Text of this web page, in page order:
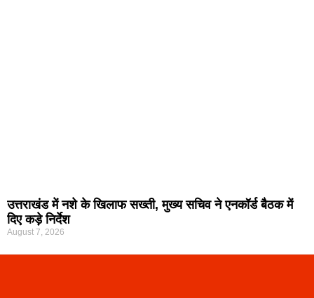
उत्तराखंड में नशे के खिलाफ सख्ती, मुख्य सचिव ने एनकॉर्ड बैठक में
दिए कड़े निर्देश
August 7, 2026